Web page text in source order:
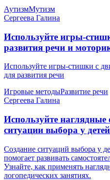
АутизмМутизм
Сергеева Галина
Используйте игры-
развития речи и
Используйте игры-стишки с
для развития речи
Игровые методыРазвитие речи
Сергеева Галина
Используйте наглядные
ситуации выбора у
Создание ситуаций выбора у
помогает развивать
Узнайте, как применять
логопедических занятиях.